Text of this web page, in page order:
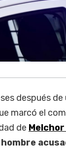
después
marcó el
de